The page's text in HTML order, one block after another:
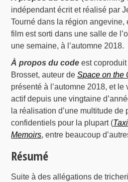
indépendant écrit et réalisé par
Tourné dans la région angevine,
film est sorti dans une salle de
une semaine, à l’automne 2018.
À propos du code est
Brosset, auteur deSpace on the
présenté à l’automne 2018, et
actif depuis une vingtaine
la réalisation d’une multitude de
confidentiels pour la plupart (
Memoirs, entre beaucoup
Résumé
Suite à des allégations de